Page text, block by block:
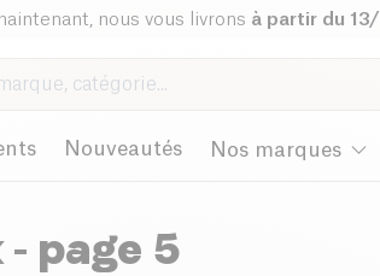
nous vous livrons à partir du
Nouveautés Nos marques
- page 5